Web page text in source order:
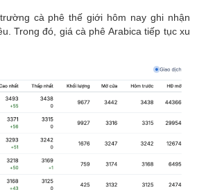
cà phê thế giới hôm nay ghi nhận
Trong đó, giá cà phê Arabica tiếp tục xu